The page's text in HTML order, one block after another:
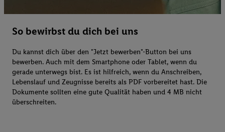
So bewirbst du dich bei uns
Du kannst dich über den "Jetzt bewerben"-Button bei uns
bewerben. Auch mit dem Smartphone oder Tablet, wenn du
gerade unterwegs bist. Es ist hilfreich, wenn du Anschreiben,
Lebenslauf und Zeugnisse bereits als PDF vorbereitet hast. Die
Dokumente sollten eine gute Qualität haben und 4 MB nicht
überschreiten.